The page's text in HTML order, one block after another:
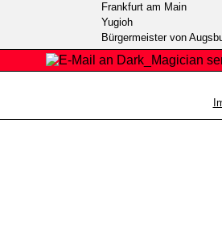
Frankfurt am Main
Yugioh
Bürgermeister von